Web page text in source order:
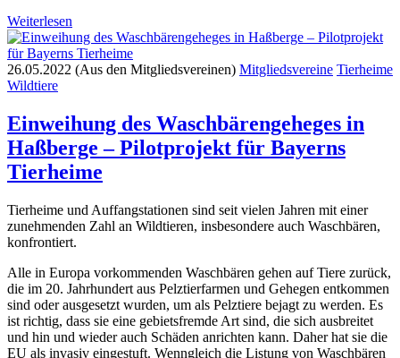
Weiterlesen
26.05.2022 (Aus den Mitgliedsvereinen) Mitgliedsvereine Tierheime
Wildtiere
Einweihung des Waschbärengeheges in
Haßberge – Pilotprojekt für Bayerns
Tierheime
Tierheime und Auffangstationen sind seit vielen Jahren mit einer
zunehmenden Zahl an Wildtieren, insbesondere auch Waschbären,
konfrontiert.
Alle in Europa vorkommenden Waschbären gehen auf Tiere zurück,
die im 20. Jahrhundert aus Pelztierfarmen und Gehegen entkommen
sind oder ausgesetzt wurden, um als Pelztiere bejagt zu werden. Es
ist richtig, dass sie eine gebietsfremde Art sind, die sich ausbreitet
und hin und wieder auch Schäden anrichten kann. Daher hat sie die
EU als invasiv eingestuft. Wenngleich die Listung von Waschbären